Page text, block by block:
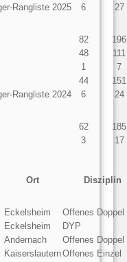
Rangliste 2025
6 27
82
196
48
111
1
7
44
151
Rangliste 2024
6 24
62
185
3 17
Ort Disziplin
Eckelsheim
Offenes Doppel
Eckelsheim
DYP
Andernach
Offenes Doppel
KaiserslauternOffenes Einzel